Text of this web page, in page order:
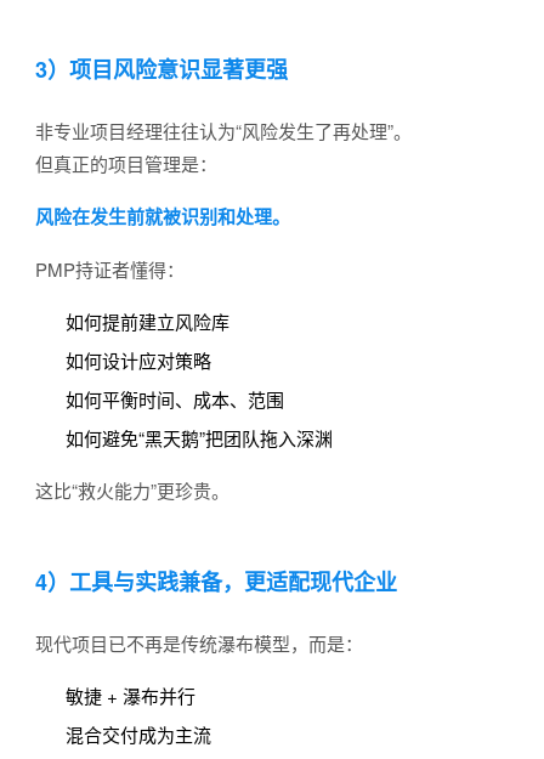
3）项目风险意识显著更强
非专业项目经理往往认为“风险发生了再处理”。
但真正的项目管理是：
风险在发生前就被识别和处理。
PMP持证者懂得：
如何提前建立风险库
如何设计应对策略
如何平衡时间、成本、范围
如何避免“黑天鹅”把团队拖入深渊
这比“救火能力”更珍贵。
4）工具与实践兼备，更适配现代企业
现代项目已不再是传统瀑布模型，而是：
敏捷 + 瀑布并行
混合交付成为主流